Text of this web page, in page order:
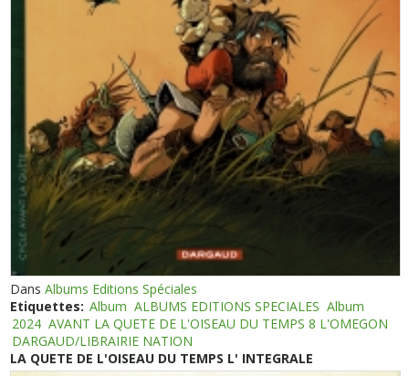
DansAlbums Editions Spéciales
Etiquettes: Album ALBUMS EDITIONS SPECIALES Album
2024 AVANT LA QUETE DE L'OISEAU DU TEMPS 8 L'OMEGON
DARGAUD/LIBRAIRIE NATION
LA QUETE DE L'OISEAU DU TEMPS L' INTEGRALE